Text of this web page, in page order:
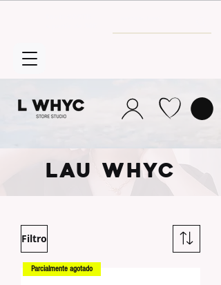
LAU WHYC
Filtro
Parcialmente agotado